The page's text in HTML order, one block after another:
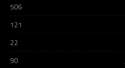
506
121
22
90